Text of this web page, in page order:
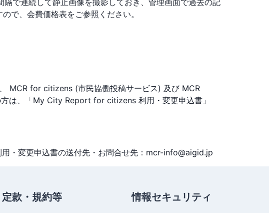
連続して静止画像を撮影しておき、管理画面で過去の記
で、会費価格表をご参照ください。
MCR for citizens (市民協働投稿サービス) 及び MCR
は、「My City Report for citizens 利用・変更申込書」
用・変更申込書の送付先・お問合せ先：mcr-info@aigid.jp
定款・規約等 情報セキュリティ